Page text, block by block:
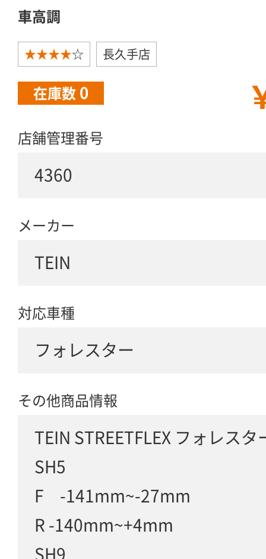
車高調
★★★★☆ 長久手店
在庫数 0
店舗管理番号
4360
メーカー
TEIN
対応車種
フォレスター
その他商品情報
TEIN STREETFLEX フォレス
SH5
F -141mm~-27mm
R -140mm~+4mm
SH9